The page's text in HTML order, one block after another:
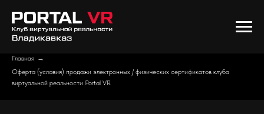
Главная →
Оферта (условия) продажи электронных / физических сертификатов клуба
виртуальной реальности Portal VR